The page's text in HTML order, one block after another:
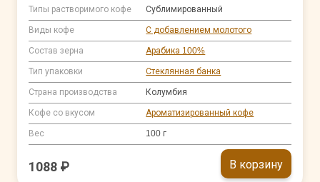
Типы растворимого кофе Сублимированный
Виды кофе С добавлением молотого
Состав зерна Арабика 100%
Тип упаковки Стеклянная банка
Страна производства Колумбия
Кофе со вкусом Ароматизированный кофе
Вес 100 г
1088 ₽ В корзину